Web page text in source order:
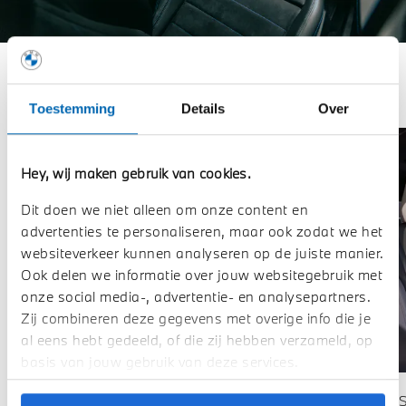
Toestemming Details Over
Hey, wij maken gebruik van cookies.
Dit doen we niet alleen om onze content en
advertenties te personaliseren, maar ook zodat we het
websiteverkeer kunnen analyseren op de juiste manier.
Ook delen we informatie over jouw websitegebruik met
onze social media-, advertentie- en analysepartners.
Zij combineren deze gegevens met overige info die je
al eens hebt gedeeld, of die zij hebben verzameld, op
basis van jouw gebruik van deze services.
INTERIEUR HIGHLIGHTS.
BMW Operating System 9.